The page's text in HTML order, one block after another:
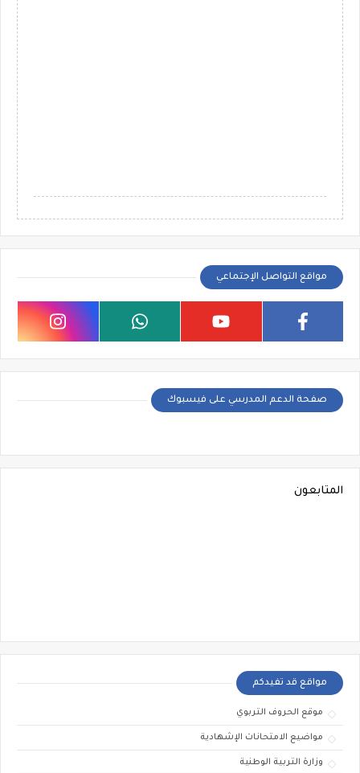
مواقع التواصل الإجتماعي
صفحة الدعم المدرسي على فيسبوك
المتابعون
مواقع قد تفيدكم
موقع الحروف التربوي
مواضيع الامتحانات الإشهادية
وزارة التربية الوطنية